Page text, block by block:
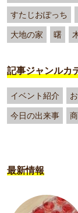
すたじおぽっち
大地の家 曙
記事ジャンルカ
イベント紹介
今日の出来事
最新情報